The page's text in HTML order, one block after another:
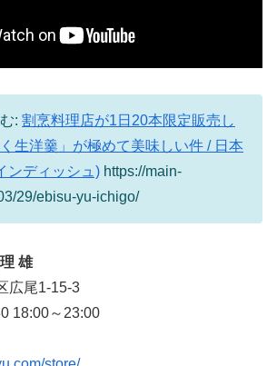
: 割烹料理店が1日20本限定販売し
生洋羹」が極めて美味しい件 / 日本
ンディッシュ) https://main-
29/ebisu-yu-ichigo/
雄
広尾1-15-3
18:00～23:00